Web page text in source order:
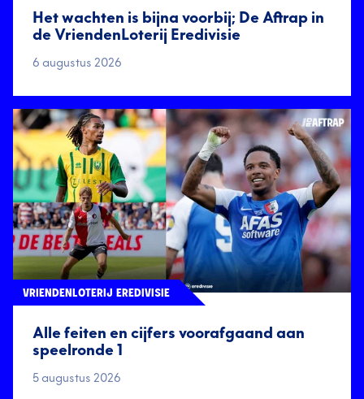
Het wachten is bijna voorbij; De Aftrap in
de VriendenLoterij Eredivisie
6 augustus 2026
Alle feiten en cijfers voorafgaand aan
speelronde 1
VRIENDENLOTERIJ EREDIVISIE
5 augustus 2026